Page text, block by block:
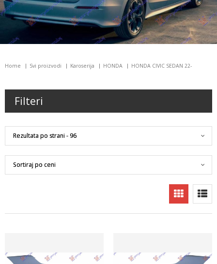
Home Svi proizvodi Karoserija HONDA HONDA CIVIC SEDAN 22-
Filteri